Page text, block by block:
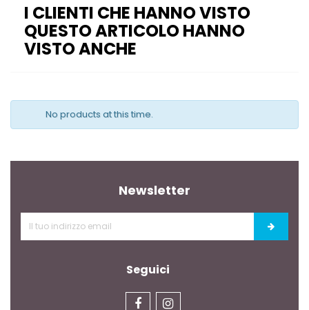
I CLIENTI CHE HANNO VISTO
QUESTO ARTICOLO HANNO
VISTO ANCHE
No products at this time.
Newsletter
Seguici